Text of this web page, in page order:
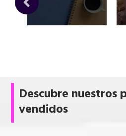
Descubre nuestros
vendidos